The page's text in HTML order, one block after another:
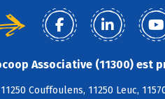
Associative (11300) est
11250 Couffoulens, 11250 Leuc,